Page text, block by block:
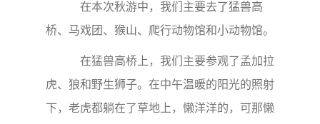
在本次秋游中，我们主要去了猛兽高
桥、马戏团、猴山、爬行动物馆和小动物馆。
在猛兽高桥上，我们主要参观了孟加拉
虎、狼和野生狮子。在中午温暖的阳光的照射
下，老虎都躺在了草地上，懒洋洋的，可那懒